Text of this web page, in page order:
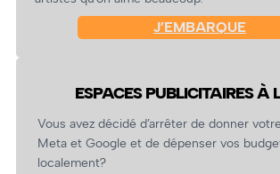
J’EMBARQUE
ESPACES PUBLICITAIRES À
Vous avez décidé d’arrêter de donner
Meta et Google et de dépenser vos
localement?